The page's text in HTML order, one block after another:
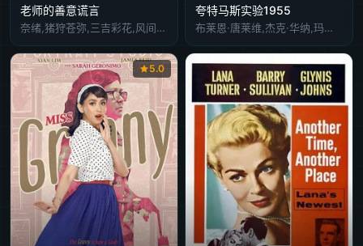
老师的善意谎言
奈绪,猪狩苍弥,三吉彩花,风间俊介
夸特马斯实验1955
布莱恩·唐莱维,杰克·华纳,玛吉娅·迪安,斯坦利·范比尔斯,莫里斯·考夫曼
5.0